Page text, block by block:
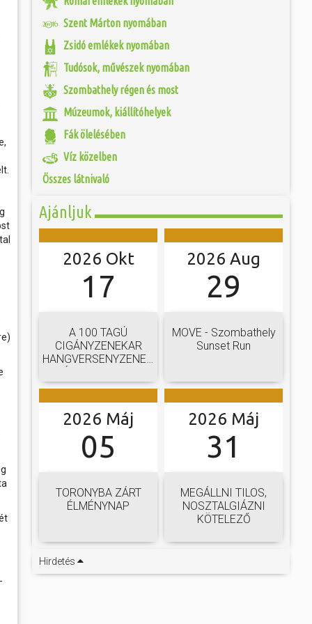
tere már a 13.
azaz háromszög
a városfalain
piacokat, egyes
révén kapta
tér Szombathely...
egyben
a
A találkozó
játékkal és
a lépést a
Szent Márton nyomában
Zsidó emlékek nyomában
Tudósok, művészek nyomában
Szombathely régen és most
Múzeumok, kiállítóhelyek
Fák ölelésében
Víz közelben
Összes látnivaló
Ajánljuk
2026 Okt
17
A 100 TAGÚ
CIGÁNYZENEKAR
HANGVERSENYZENEKARI
2026 Aug
29
MOVE - Szombathely
Sunset Run
2026 Máj
05
TORONYBA ZÁRT
ÉLMÉNYNAP
2026 Máj
31
MEGÁLLNI TILOS,
NOSZTALGIÁZNI
KÖTELEZŐ
Hirdetés